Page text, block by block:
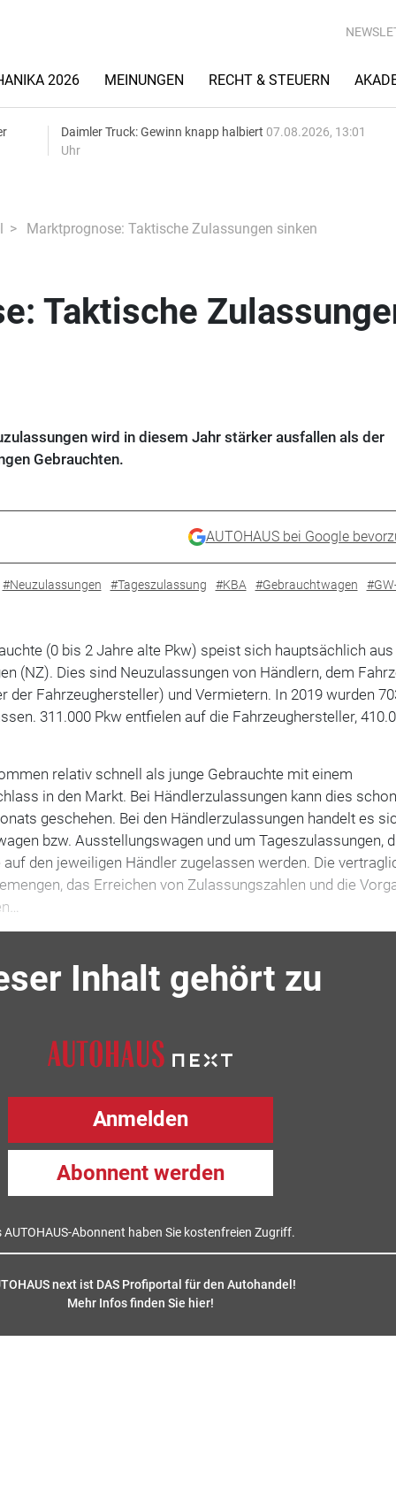
2026 MEINUNGEN RECHT & STEUERN
Daimler Truck: Gewinn knapp halbiert 07.08.2026, 13:01
Uhr
Marktprognose: Taktische Zulassungen sinken
Taktische
wird in diesem Jahr stärker ausfallen als der
Gebrauchten.
AUTOHAUS bei Google
#Neuzulassungen #Tageszulassung #KBA #Gebrauchtwagen
(0 bis 2 Jahre alte Pkw) speist sich hauptsächlich
(NZ). Dies sind Neuzulassungen von Händlern, dem
der Fahrzeughersteller) und Vermietern. In 2019 wurden
311.000 Pkw entfielen auf die Fahrzeughersteller,
relativ schnell als junge Gebrauchte mit einem
in den Markt. Bei Händlerzulassungen kann dies
geschehen. Bei den Händlerzulassungen handelt es
bzw. Ausstellungswagen und um Tageszulassungen,
den jeweiligen Händler zugelassen werden. Die
das Erreichen von Zulassungszahlen und die
Inhalt gehört zu
Anmelden
Abonnent werden
AUTOHAUS-Abonnent haben Sie kostenfreien Zugriff.
next ist DAS Profiportal für den Autohandel!
Mehr Infos finden Sie hier!